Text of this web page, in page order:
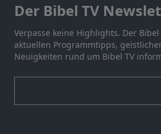
Der Bibel TV
Verpasse keine Highlights. Der
aktuellen Programmtipps,
Neuigkeiten rund um Bibel TV